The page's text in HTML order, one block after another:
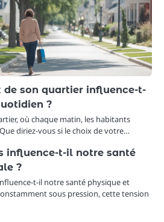
de son quartier influence-t-
?
où chaque matin, les habitants
diriez-vous si le choix de votre…
influence-t-il notre santé
?
t-il notre santé physique et
sous pression, cette tension